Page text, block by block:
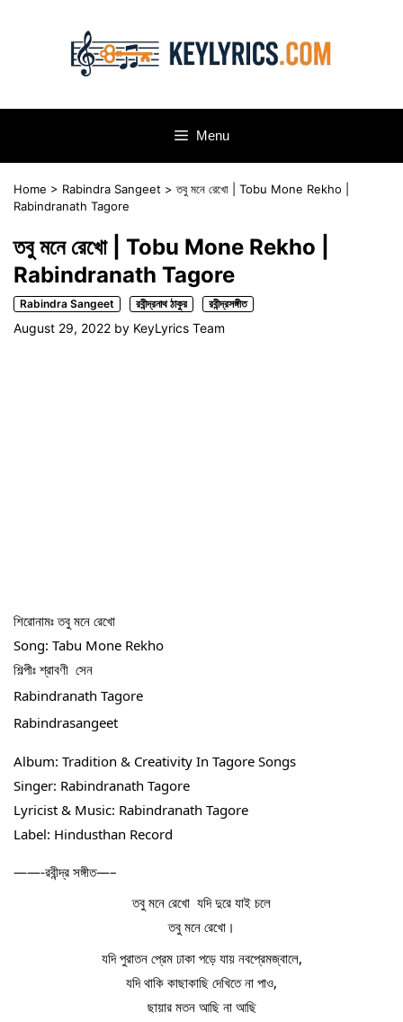
Menu
Home > Rabindra Sangeet >তবু মনে রেখো | Tobu Mone Rekho |
Rabindranath Tagore
তবু মনে রেখো | Tobu Mone Rekho |
Rabindranath Tagore
Rabindra Sangeet রবীন্দ্রনাথ ঠাকুর রবীন্দ্রসঙ্গীত
August 29, 2022 by KeyLyrics Team
শিরোনামঃ তবু মনে রেখো
Song: Tabu Mone Rekho
শিল্পীঃ শ্রাবণী  সেন
Rabindranath Tagore
Rabindrasangeet
Album: Tradition & Creativity In Tagore Songs
Singer: Rabindranath Tagore
Lyricist & Music: Rabindranath Tagore
Label: Hindusthan Record
——-রবীন্দ্র সঙ্গীত—–
তবু মনে রেখো  যদি দুরে যাই চলে
তবু মনে রেখো।
যদি পুরাতন প্রেম ঢাকা পড়ে যায় নবপ্রেমজ্বালে,
যদি থাকি কাছাকাছি দেখিতে না পাও,
ছায়ার মতন আছি না আছি